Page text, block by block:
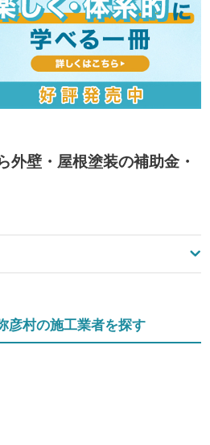
外壁・屋根塗装の補助金・
彦村の施工業者を探す